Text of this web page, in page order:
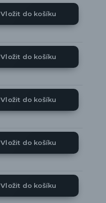
Vložit do košíku
Vložit do košíku
Vložit do košíku
Vložit do košíku
Vložit do košíku